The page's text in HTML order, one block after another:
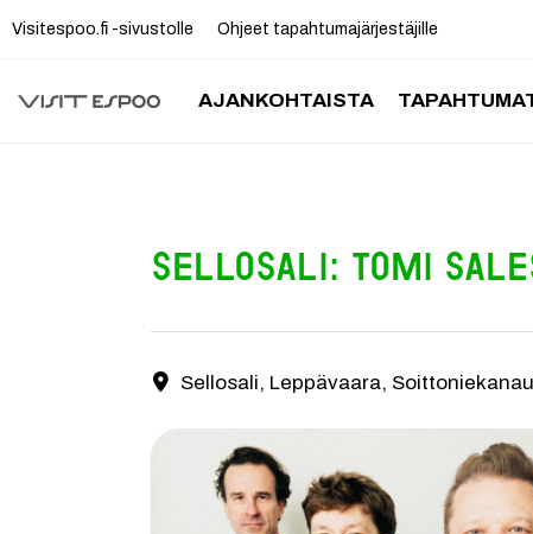
Visitespoo.fi -sivustolle Ohjeet tapahtumajärjestäjille
AJANKOHTAISTA
Sellosali: Tomi
Rumpali Tomi Salesvuon East Funk Attack on
Yhteystiedot
Sellosali, Leppävaara,